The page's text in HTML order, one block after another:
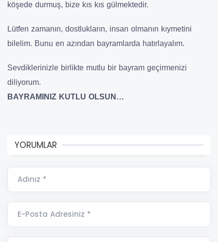
köşede durmuş, bize kıs kıs gülmektedir.
Lütfen zamanın, dostlukların, insan olmanın kıymetini
bilelim. Bunu en azından bayramlarda hatırlayalım.
Sevdiklerinizle birlikte mutlu bir bayram geçirmenizi
diliyorum.
BAYRAMINIZ KUTLU OLSUN…
YORUMLAR
Adınız *
E-Posta Adresiniz *